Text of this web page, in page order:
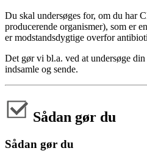
Du skal undersøges for, om du har
producerende organismer), som er
er modstandsdygtige overfor
Det gør vi bl.a. ved at undersøge
indsamle og sende.
Sådan gør du
Sådan gør du